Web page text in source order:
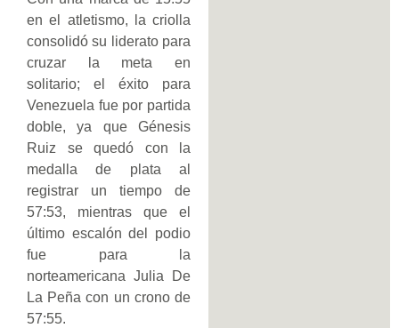
en el atletismo, la criolla
consolidó su liderato para
cruzar la meta en
solitario; el éxito para
Venezuela fue por partida
doble, ya que Génesis
Ruiz se quedó con la
medalla de plata al
registrar un tiempo de
57:53, mientras que el
último escalón del podio
fue para la
norteamericana Julia De
La Peña con un crono de
57:55.